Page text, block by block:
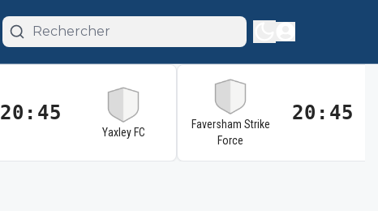
20:45
Yaxley FC
Faversham Strike
Force
20:45